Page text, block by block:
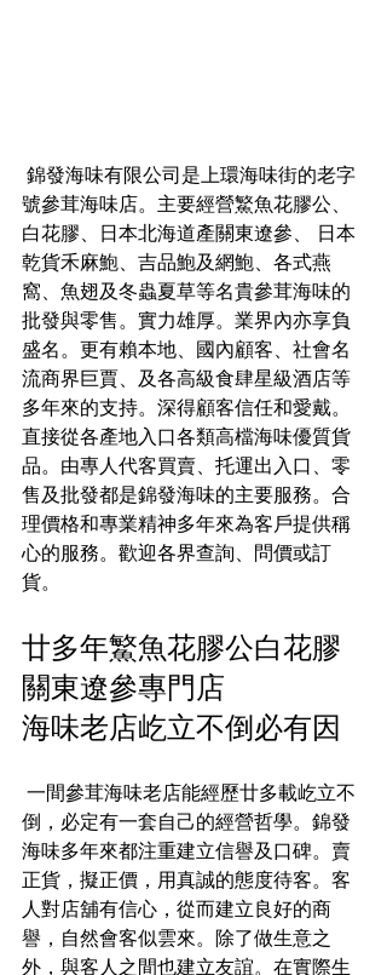
號參茸海味店。主要經營鰵魚花膠公、
白花膠、日本北海道產關東遼參、 日本
乾貨禾麻鮑、吉品鮑及網鮑、各式燕
窩、魚翅及冬蟲夏草等名貴參茸海味的
批發與零售。實力雄厚。業界內亦享負
盛名。更有賴本地、國內顧客、社會名
流商界巨賈、及各高級食肆星級酒店等
多年來的支持。深得顧客信任和愛戴。
直接從各產地入口各類高檔海味優質貨
品。由專人代客買賣、托運出入口、零
售及批發都是錦發海味的主要服務。合
理價格和專業精神多年來為客戶提供稱
心的服務。歡迎各界查詢、問價或訂
貨。
廿多年鰵魚花膠公白花膠
關東遼參專門店
海味老店屹立不倒必有因
倒，必定有一套自己的經營哲學。錦發
海味多年來都注重建立信譽及口碑。賣
正貨，擬正價，用真誠的態度待客。客
人對店舖有信心，從而建立良好的商
譽，自然會客似雲來。除了做生意之
外，與客人之間也建立友誼。在實際生